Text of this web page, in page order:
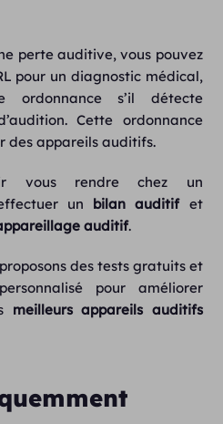
perte auditive, vous pouvez
pour un diagnostic médical,
s’il détecte
Cette ordonnance
des appareils auditifs.
vous rendre chez un
un bilan auditifet
auditif.
des tests gratuits et
pour améliorer
meilleurs appareils auditifs